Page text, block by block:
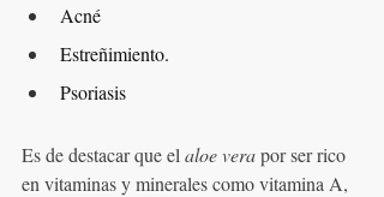
Acné
Estreñimiento.
Psoriasis
Es de destacar que el aloe vera por ser rico
en vitaminas y minerales como vitamina A,